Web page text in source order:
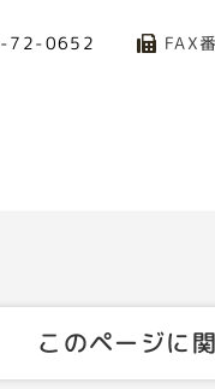
72-0652 FAX
このページに